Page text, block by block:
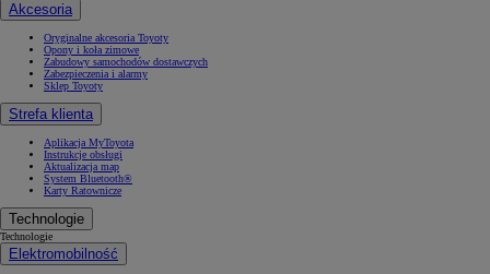
Akcesoria
Oryginalne akcesoria Toyoty
Opony i koła zimowe
Zabudowy samochodów dostawczych
Zabezpieczenia i alarmy
Sklep Toyoty
Strefa klienta
Aplikacja MyToyota
Instrukcje obsługi
Aktualizacja map
System Bluetooth®
Karty Ratownicze
Technologie
Technologie
Elektromobilność